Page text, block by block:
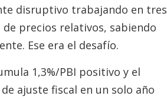
disruptivo trabajando en tres
precios relativos, sabiendo
Ese era el desafío.
1,3%/PBI positivo y el
ajuste fiscal en un solo año